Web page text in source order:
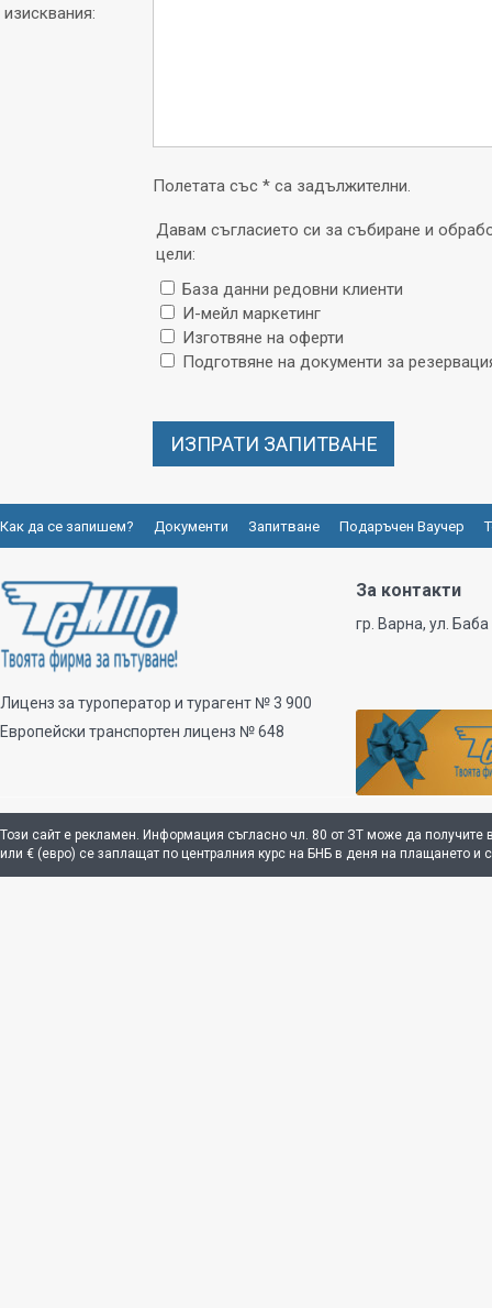
изисквания:
Полетата със * са задължителни.
Давам съгласието си за събиране и
цели:
База данни редовни клиенти
И-мейл маркетинг
Изготвяне на оферти
Подготвяне на документи за
Как да се запишем? Документи Запитване Подаръчен Ваучер
Лиценз за туроператор и турагент № 3 900
Европейски транспортен лиценз № 648
За контакти
гр. Варна, ул.
Този сайт е рекламен. Информация съгласно чл. 80 от ЗТ може да
или € (евро) се заплащат по централния курс на БНБ в деня на плащането и